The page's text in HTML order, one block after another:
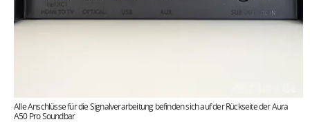
Alle Anschlüsse für die Signalverarbeitung befinden sich auf der Rückseite der Aura
A50 Pro Soundbar